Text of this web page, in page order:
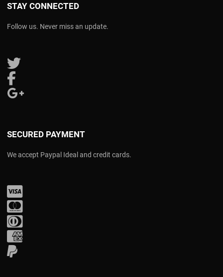
STAY CONNECTED
Follow us. Never miss an update.
Follow us on Twitter
SECURED PAYMENT
We accept Paypal Ideal and credit cards.
Visa
Mastercard
Diners Club
PayPal